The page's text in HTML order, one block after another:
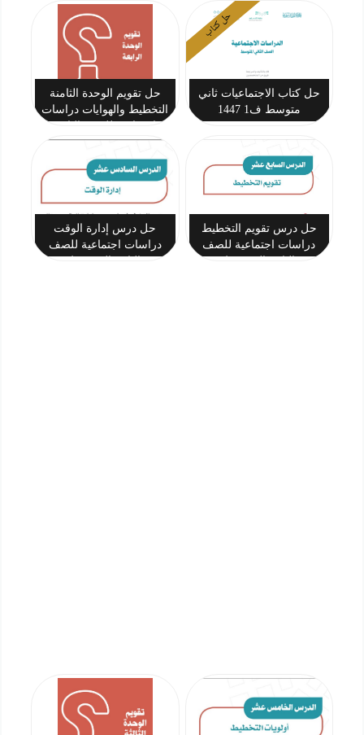
حل كتاب
حل كتاب الاجتماعيات ثاني
متوسط ف1 1447
حل تقويم الوحدة الثامنة
التخطيط والهوايات دراسات
المتوسط
حل درس تقويم التخطيط
دراسات اجتماعية للصف
حل درس إدارة الوقت
دراسات اجتماعية للصف